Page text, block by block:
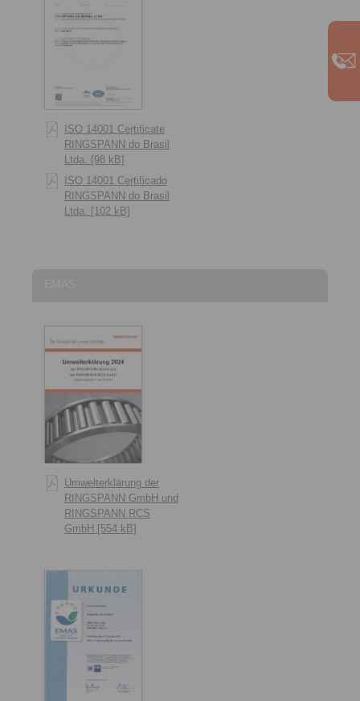
ISO 14001 Certificate
RINGSPANN do Brasil
Ltda. [98 kB]
ISO 14001 Certificado
RINGSPANN do Brasil
Ltda. [102 kB]
Umwelterklärung der
RINGSPANN GmbH und
RINGSPANN RCS
GmbH [554 kB]